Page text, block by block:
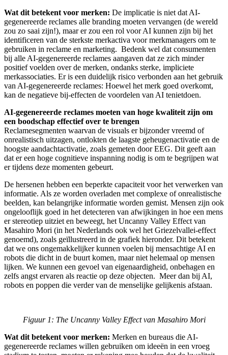
Wat dit betekent voor merken: De implicatie is niet dat AI-
gegenereerde reclames alle branding moeten vervangen (de wereld
zou zo saai zijn!), maar er zou een rol voor AI kunnen zijn bij het
identificeren van de sterkste merkactiva voor merkmanagers om te
gebruiken in reclame en marketing. Bedenk wel dat consumenten
bij alle AI-gegenereerde reclames aangaven dat ze zich minder
positief voelden over de merken, ondanks sterke, impliciete
merkassociaties. Er is een duidelijk risico verbonden aan het gebruik
van AI-gegenereerde reclames: Hoewel het merk goed overkomt,
kan de negatieve bij-effecten de voordelen van AI tenietdoen.
AI-gegenereerde reclames moeten van hoge kwaliteit zijn om
een boodschap effectief over te brengen
Reclamesegmenten waarvan de visuals er bijzonder vreemd of
onrealistisch uitzagen, ontlokten de laagste geheugenactivatie en de
hoogste aandachtactivatie, zoals gemeten door EEG. Dit geeft aan
dat er een hoge cognitieve inspanning nodig is om te begrijpen wat
er tijdens deze momenten gebeurt.
De hersenen hebben een beperkte capaciteit voor het verwerken van
informatie. Als ze worden overladen met complexe of onrealistische
beelden, kan belangrijke informatie worden gemist. Mensen zijn ook
ongelooflijk goed in het detecteren van afwijkingen in hoe een mens
er stereotiep uitziet en beweegt, het Uncanny Valley Effect van
Masahiro Mori (in het Nederlands ook wel het Griezelvallei-effect
genoemd), zoals geïllustreerd in de grafiek hieronder. Dit betekent
dat we ons ongemakkelijker kunnen voelen bij mensachtige AI en
robots die dicht in de buurt komen, maar niet helemaal op mensen
lijken. We kunnen een gevoel van eigenaardigheid, onbehagen en
zelfs angst ervaren als reactie op deze objecten. Meer dan bij AI,
robots en poppen die verder van de menselijke gelijkenis afstaan.
Figuur 1: The Uncanny Valley Effect van Masahiro Mori
Wat dit betekent voor merken: Merken en bureaus die AI-
gegenereerde reclames willen gebruiken om ideeën in een vroeg